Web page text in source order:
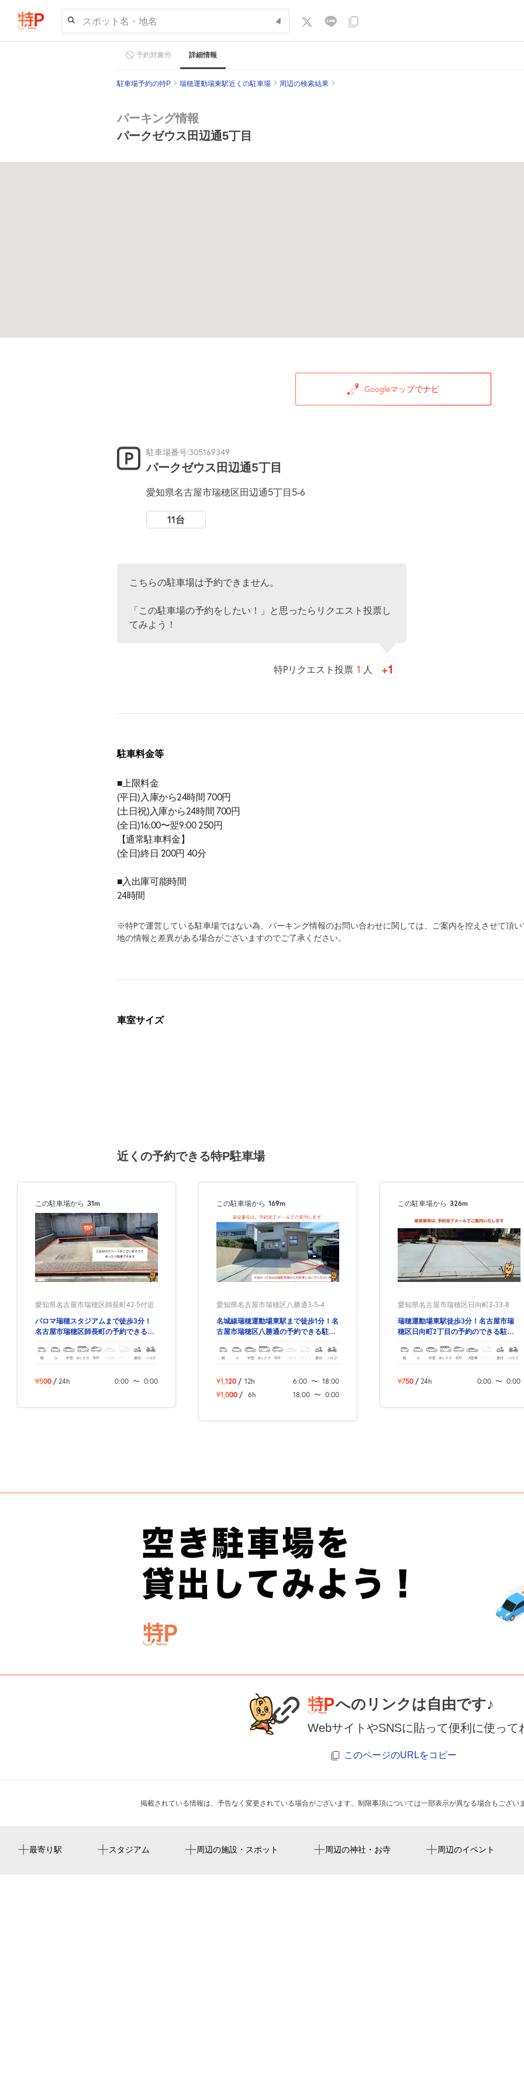
スポット名・地名
予約対象外 詳細情報
駐車場予約の特P 瑞穂運動場東駅近くの駐車場 周辺の検索結果
パーキング情報
パークゼウス田辺通5丁目
Googleマップでナビ
駐車場番号:305169349
パークゼウス田辺通5丁目
愛知県名古屋市瑞穂区田辺通5丁目5-6
11台
こちらの駐車場は予約できません。
「この駐車場の予約をしたい！」と思ったらリクエスト投票し
てみよう！
特Pリクエスト投票 1 人
駐車料金等
■上限料金
(平日)入庫から24時間 700円
(土日祝)入庫から24時間 700円
(全日)16:00〜翌9:00 250円
【通常駐車料金】
(全日)終日 200円 40分
■入出庫可能時間
24時間
※特Pで運営している駐車場ではない為、パーキング情報のお問い合わせに関しては、ご案内を控えさせて頂
地の情報と差異がある場合がございますのでご了承ください。
車室サイズ
近くの予約できる特P駐車場
この駐車場から 31m
愛知県名古屋市瑞穂区師長町42-5付近
パロマ瑞穂スタジアムまで徒歩3分！
名古屋市瑞穂区師長町の予約できる駐
軽 コ 中型 ボックス SUV 大型車 トラック 原付 バイク
¥500 / 24h 0:00 〜 0:00
この駐車場から 169m
愛知県名古屋市瑞穂区八勝通3-5-4
名城線瑞穂運動場東駅まで徒歩1分！名
古屋市瑞穂区八勝通の予約できる駐車
軽 コ 中型 ボックス SUV 大型車 トラック 原付 バイク
¥1,120 / 12h 6:00 〜 18:00
¥1,000 / 6h 18:00 〜 0:00
この駐車場から 326m
愛知県名古屋市瑞穂区日向町2-33-8
瑞穂運動場東駅徒歩3分！名古屋市瑞
穂区日向町2丁目の予約のできる駐車
軽 コ 中型 ボックス SUV 大型車 トラック 原付 バイク
¥750 / 24h 0:00 〜 0:00
へのリンクは自由です♪
WebサイトやSNSに貼って便利に使って
このページのURLをコピー
掲載されている情報は、予告なく変更されている場合がございます。制限事項については一部表示が異なる場合もござい
最寄り駅 スタジアム 周辺の施設・スポット 周辺の神社・お寺 周辺のイベント
瑞穂運動場東駅
総合リハビリセンター駅
paloma mizuho stadium paloma mizuho rugby
瑞穂プール
瑞穂公園 東児童園
無明洞
特別展「リトアニア」関連企画 はくぶつかん講座「リト
狂言がやってきた！！「